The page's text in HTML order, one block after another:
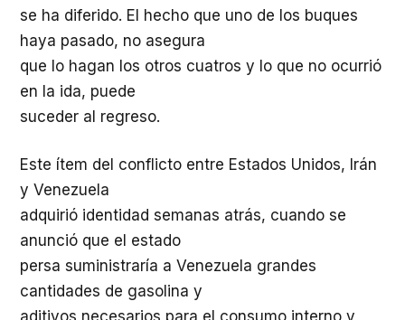
se ha diferido. El hecho que uno de los buques
haya pasado, no asegura
que lo hagan los otros cuatros y lo que no ocurrió
en la ida, puede
suceder al regreso.
Este ítem del conflicto entre Estados Unidos, Irán
y Venezuela
adquirió identidad semanas atrás, cuando se
anunció que el estado
persa suministraría a Venezuela grandes
cantidades de gasolina y